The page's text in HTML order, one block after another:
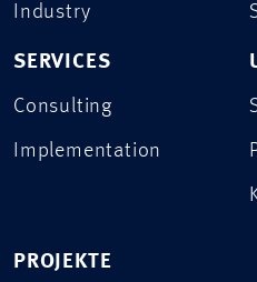
Industry
SERVICES
Consulting
Implementation
PROJEKTE